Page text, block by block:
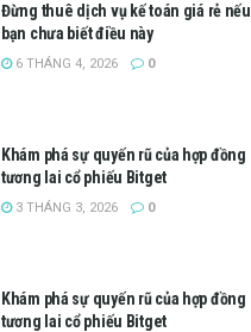
Đừng thuê dịch vụ kế toán giá rẻ nếu
bạn chưa biết điều này
6 THÁNG 4, 2026 0
Khám phá sự quyến rũ của hợp đồng
tương lai cổ phiếu Bitget
3 THÁNG 3, 2026 0
Khám phá sự quyến rũ của hợp đồng
tương lai cổ phiếu Bitget